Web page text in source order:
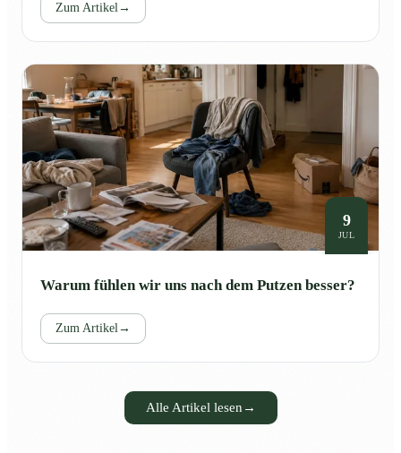
Zum Artikel→
9
JUL
Warum fühlen wir uns nach dem Putzen besser?
Zum Artikel→
Alle Artikel lesen →